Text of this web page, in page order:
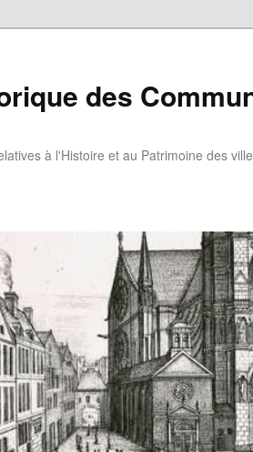
des
à l'Histoire et au Patrimoine des